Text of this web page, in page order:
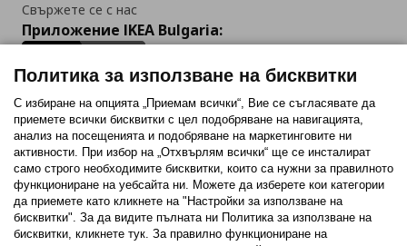
Свържете се с нас
Приложение IKEA Bulgaria:
Последвайте ни:
FacebookTwitterYoutubePinterestInstagram
Политика за използване на бисквитки
С избиране на опцията „Приемам всички“, Вие се съгласявате да
приемете всички бисквитки с цел подобряване на навигацията,
анализ на посещенията и подобряване на маркетинговите ни
активности. При избор на „Отхвърлям всички“ ще се инсталират
само строго необходимитe бисквитки, които са нужни за правилното
функциониране на уебсайта ни. Можете да изберете кои категории
да приемете като кликнете на "Настройки за използване на
бисквитки". За да видите пълната ни Политика за използване на
бисквитки, кликнете тук. За правилно функциониране на